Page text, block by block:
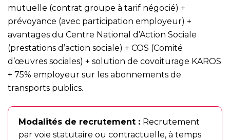
mutuelle (contrat groupe à tarif négocié) +
prévoyance (avec participation employeur) +
avantages du Centre National d’Action Sociale
(prestations d’action sociale) + COS (Comité
d’œuvres sociales) + solution de covoiturage KAROS
+ 75% employeur sur les abonnements de
transports publics.
Modalités de recrutement : Recrutement
par voie statutaire ou contractuelle, à temps